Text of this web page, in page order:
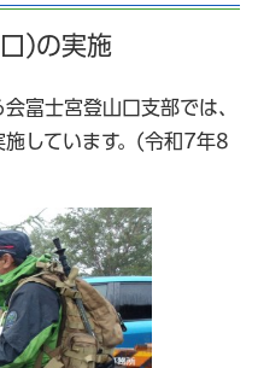
)の実施
富士宮登山口支部では、
しています。(令和7年8